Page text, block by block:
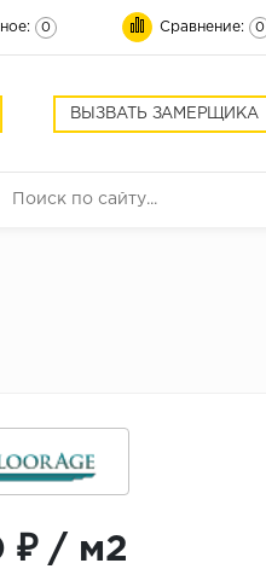
0 Сравнение: 0
ВЫЗВАТЬ ЗАМЕРЩИКА
₽/ м2